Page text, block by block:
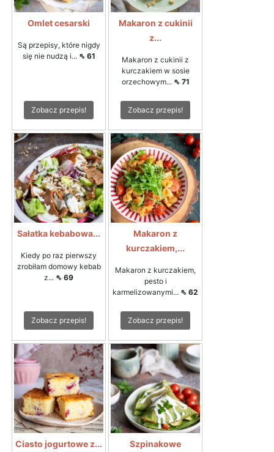
Omlet cesarski
Są przepisy, które nigdy
się nie nudzą i... ⇖ 61
Zobacz przepis!
Makaron z cukinii
z...
Makaron z cukinii z
kurczakiem w sosie
orzechowym... ⇖ 71
Zobacz przepis!
Sałatka kebabowa...
Kiedy po raz pierwszy
zrobiłam domowy kebab
z... ⇖ 69
Zobacz przepis!
Makaron z
kurczakiem,...
Makaron z kurczakiem,
pesto i
karmelizowanymi... ⇖ 62
Zobacz przepis!
Ciasto jogurtowe z... Szpinakowe